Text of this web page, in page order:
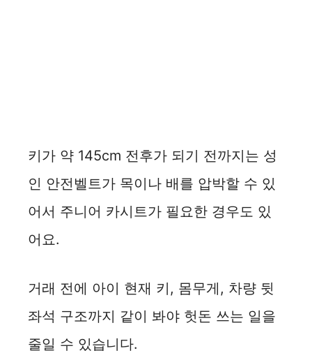
키가 약 145cm 전후가 되기 전까지는 성
인 안전벨트가 목이나 배를 압박할 수 있
어서 주니어 카시트가 필요한 경우도 있
어요.
거래 전에 아이 현재 키, 몸무게, 차량 뒷
좌석 구조까지 같이 봐야 헛돈 쓰는 일을
줄일 수 있습니다.